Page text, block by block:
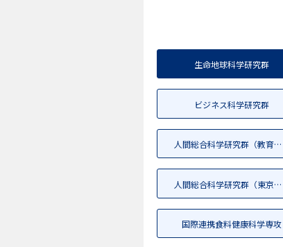
生命地球科学研究群
ビジネス科学研究群
人間総合科学研究群（教育、心...
人間総合科学研究群（東京地区）
国際連携食料健康科学専攻